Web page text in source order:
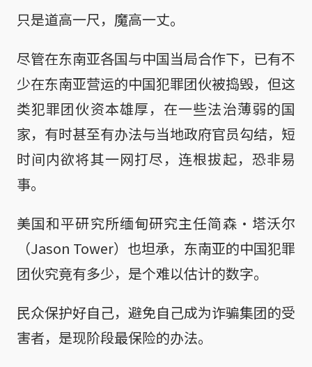
只是道高一尺，魔高一丈。
尽管在东南亚各国与中国当局合作下，已有不
少在东南亚营运的中国犯罪团伙被捣毁，但这
类犯罪团伙资本雄厚，在一些法治薄弱的国
家，有时甚至有办法与当地政府官员勾结，短
时间内欲将其一网打尽，连根拔起，恐非易
事。
美国和平研究所缅甸研究主任简森·塔沃尔
（Jason Tower）也坦承，东南亚的中国犯罪
团伙究竟有多少，是个难以估计的数字。
民众保护好自己，避免自己成为诈骗集团的受
害者，是现阶段最保险的办法。